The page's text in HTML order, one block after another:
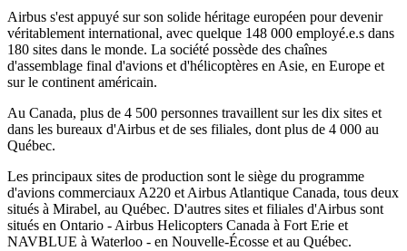
Airbus s'est appuyé sur son solide héritage européen pour devenir
véritablement international, avec quelque 148 000 employé.e.s dans
180 sites dans le monde. La société possède des chaînes
d'assemblage final d'avions et d'hélicoptères en Asie, en Europe et
sur le continent américain.
Au Canada, plus de 4 500 personnes travaillent sur les dix sites et
dans les bureaux d'Airbus et de ses filiales, dont plus de 4 000 au
Québec.
Les principaux sites de production sont le siège du programme
d'avions commerciaux A220 et Airbus Atlantique Canada, tous deux
situés à Mirabel, au Québec. D'autres sites et filiales d'Airbus sont
situés en Ontario - Airbus Helicopters Canada à Fort Erie et
NAVBLUE à Waterloo - en Nouvelle-Écosse et au Québec.